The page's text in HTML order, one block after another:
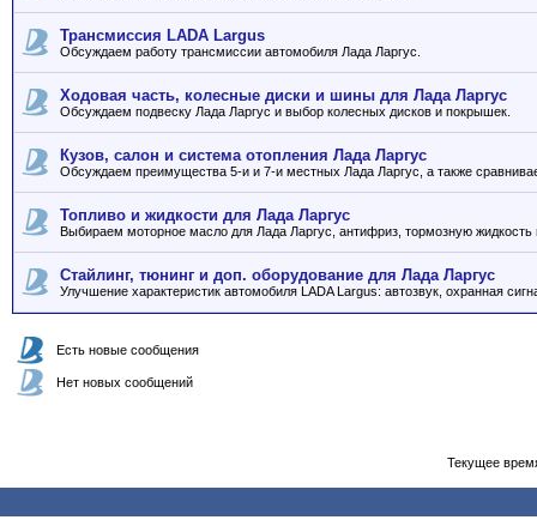
Трансмиссия LADA Largus
Обсуждаем работу трансмиссии автомобиля Лада Ларгус.
Ходовая часть, колесные диски и шины для Лада Ларгус
Обсуждаем подвеску Лада Ларгус и выбор колесных дисков и покрышек.
Кузов, салон и система отопления Лада Ларгус
Обсуждаем преимущества 5-и и 7-и местных Лада Ларгус, а также
Топливо и жидкости для Лада Ларгус
Выбираем моторное масло для Лада Ларгус, антифриз, тормозную жидкость
Стайлинг, тюнинг и доп. оборудование для Лада Ларгус
Улучшение характеристик автомобиля LADA Largus: автозвук, охранная
Есть новые сообщения
Нет новых сообщений
Текущее